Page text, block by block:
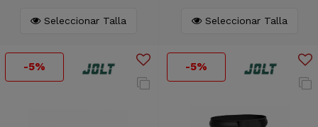
Seleccionar Talla Seleccionar Talla
-5% -5%